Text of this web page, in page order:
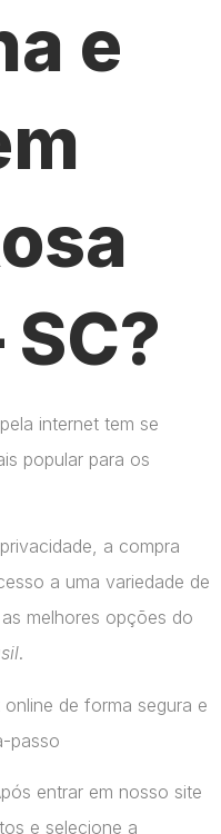
e
pela internet tem se
popular para os
a compra
a uma variedade de
melhores opções do
.
online de forma segura e
passo
entrar em nosso site
e selecione a